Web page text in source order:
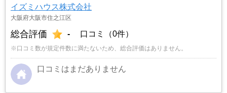
イズミハウス株式会社
大阪府大阪市住之江区
総合評価 - 口コミ（0件）
※口コミ数が規定件数に満たないため、総合評価はありません。
口コミはまだありません